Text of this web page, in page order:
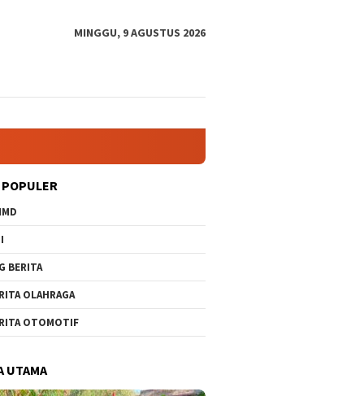
MINGGU, 9 AGUSTUS 2026
BERITA
OLAHRAGA
OTOMOTIF
UTAMA